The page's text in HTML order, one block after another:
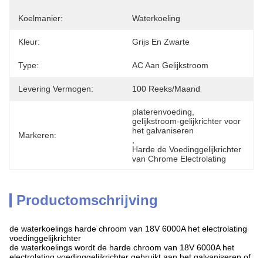
Koelmanier: Waterkoeling
Kleur: Grijs En Zwarte
Type: AC Aan Gelijkstroom
Levering Vermogen: 100 Reeks/maand
Markeren:
platerenvoeding
gelijkstroom-gelijkrichter voor
het galvaniseren
Harde de Voedinggelijkrichter
van Chrome Electrolating
Productomschrijving
de waterkoelings harde chroom van 18V 6000A het electrolating
voedinggelijkrichter
de waterkoelings wordt de harde chroom van 18V 6000A het